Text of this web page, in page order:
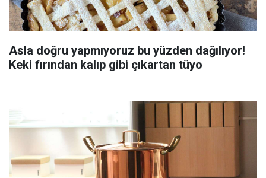
Asla doğru yapmıyoruz bu yüzden dağılıyor!
Keki fırından kalıp gibi çıkartan tüyo